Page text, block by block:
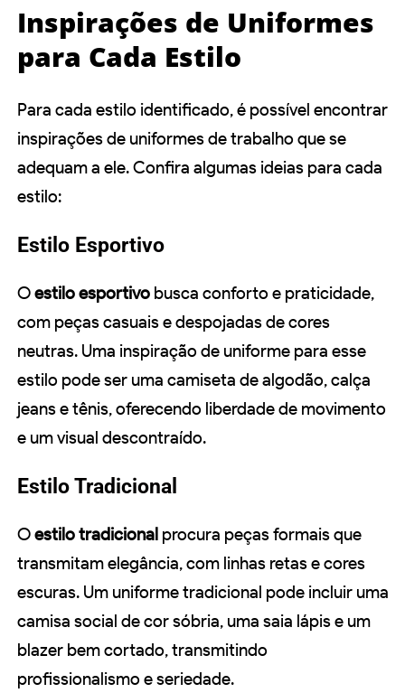
Inspirações de Uniformes
para Cada Estilo
Para cada estilo identificado, é possível encontrar
inspirações de uniformes de trabalho que se
adequam a ele. Confira algumas ideias para cada
estilo:
Estilo Esportivo
Oestilo esportivo busca conforto e praticidade,
com peças casuais e despojadas de cores
neutras. Uma inspiração de uniforme para esse
estilo pode ser uma camiseta de algodão, calça
jeans e tênis, oferecendo liberdade de movimento
e um visual descontraído.
Estilo Tradicional
Oestilo tradicional procura peças formais que
transmitam elegância, com linhas retas e cores
escuras. Um uniforme tradicional pode incluir uma
camisa social de cor sóbria, uma saia lápis e um
blazer bem cortado, transmitindo
profissionalismo e seriedade.